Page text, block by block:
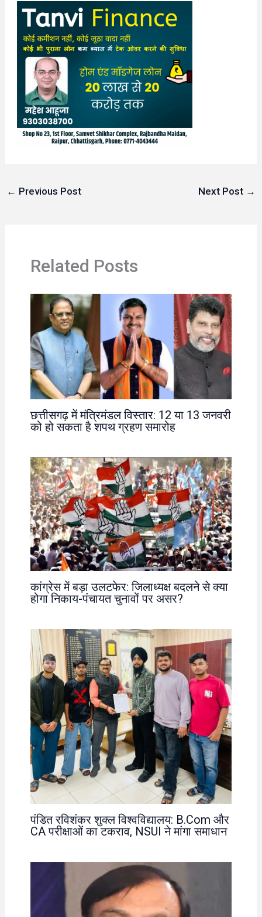
← Previous Post Next Post →
Related Posts
छत्तीसगढ़ में मंत्रिमंडल विस्तार: 12 या 13 जनवरी
को हो सकता है शपथ ग्रहण समारोह
कांग्रेस में बड़ा उलटफेर: जिलाध्यक्ष बदलने से क्या
होगा निकाय-पंचायत चुनावों पर असर?
पंडित रविशंकर शुक्ल विश्वविद्यालय: B.Com और
CA परीक्षाओं का टकराव, NSUI ने मांगा समाधान